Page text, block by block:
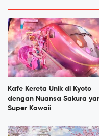
Kafe Kereta Unik di Kyoto
dengan Nuansa Sakura
Super Kawaii